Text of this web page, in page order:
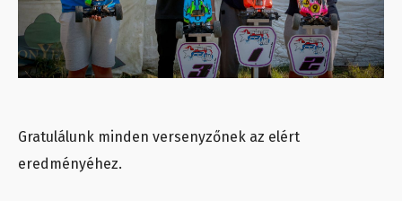
Gratulálunk minden versenyzőnek az elért
eredményéhez.